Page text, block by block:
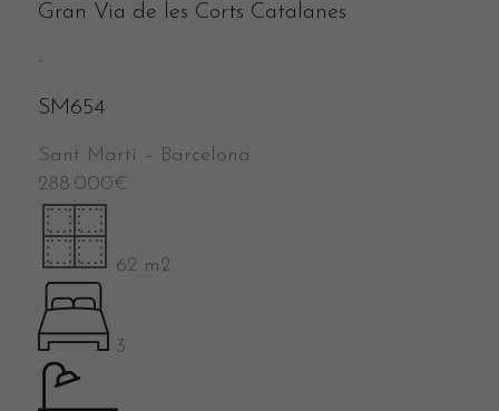
Gran Via de les Corts Catalanes
-
SM654
Sant Martí – Barcelona
288.000€
62 m2
3